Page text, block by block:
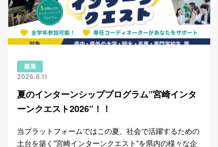
2026.4.9
【終了】★参加特典あり
★ R8年度イ
ンターンシップ活用セミナー
Capa+キャパタスでは毎年、県内各地にお邪魔して企業
向けにインターンシップの基本を学ぶセミナーを開催し
ています。現地で活動するコーディネーターが地域の特